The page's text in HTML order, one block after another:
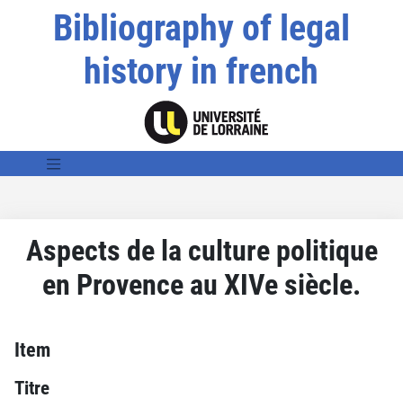
Bibliography of legal
history in french
Aspects de la culture politique
en Provence au XIVe siècle.
Item
Titre